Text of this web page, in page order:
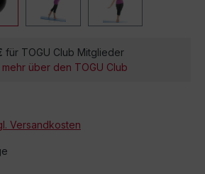
für TOGU Club Mitglieder
mehr über den TOGU Club
Versandkosten